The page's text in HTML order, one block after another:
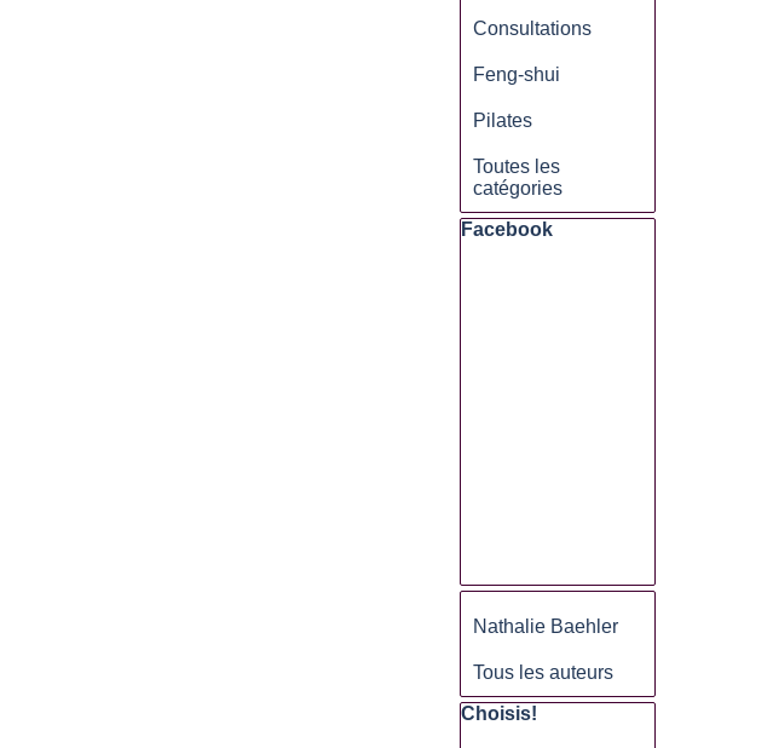
Consultations
Feng-shui
Pilates
Toutes les
catégories
Sauter le bloc Facebook
Facebook
Nathalie Baehler
Tous les auteurs
Sauter le bloc Choisis!
Choisis!